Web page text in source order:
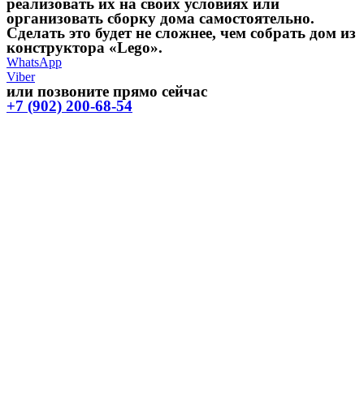
реализовать их на своих условиях или
организовать сборку дома самостоятельно.
Сделать это будет не сложнее, чем собрать дом из
конструктора «Lego».
WhatsApp
Viber
или позвоните прямо сейчас
+7 (902) 200-68-54